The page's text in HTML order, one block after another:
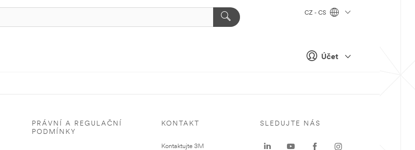
Účet
CZ - CS
PRÁVNÍ A REGULAČNÍ
PODMÍNKY
KONTAKT
Kontaktujte 3M
SLEDUJTE NÁS